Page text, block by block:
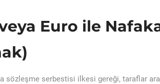
Euro ile
sözleşme serbestisi ilkesi gereği, taraflar